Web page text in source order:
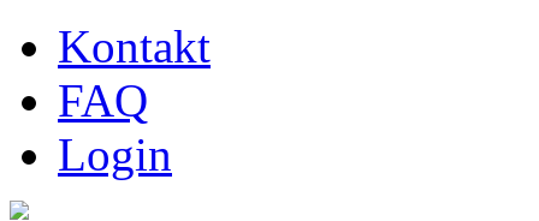
Kontakt
FAQ
Login